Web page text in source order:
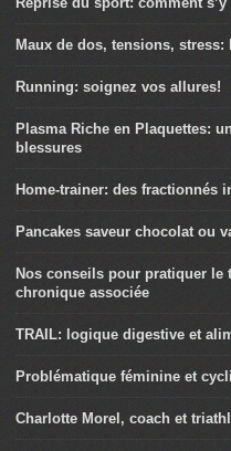
Maux de dos, tensions,
Running: soignez vos allures!
Plasma Riche en Plaquettes:
blessures
Home-trainer: des fractionnés
Pancakes saveur chocolat ou
Nos conseils pour pratiquer
chronique associée
TRAIL: logique digestive et
Problématique féminine et
Charlotte Morel, coach et